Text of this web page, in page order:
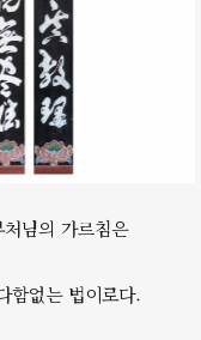
님의 가르침은
함없는 법이로다.